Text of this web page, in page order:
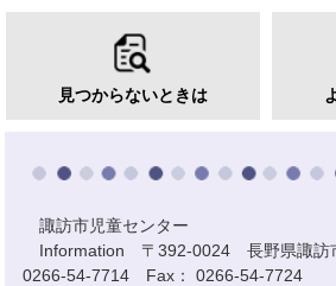
見つからないときは
諏訪市児童センター
Information 〒392-0024 長野県諏訪
0266-54-7714 Fax： 0266-54-7724